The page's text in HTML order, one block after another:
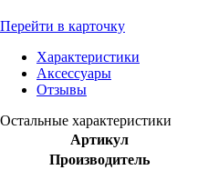
Перейти в карточку
Характеристики
Аксессуары
Отзывы
Остальные характеристики
Артикул
Производитель